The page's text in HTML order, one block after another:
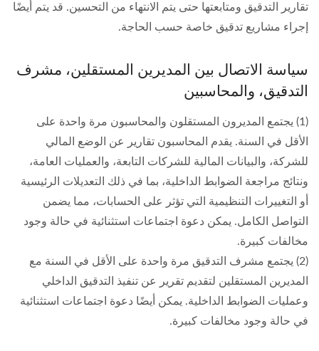
تقارير التدقيق ومتابعتها حتى يتم الانتهاء من التحسين. قد يتم أيضًا
إجراء مشاريع تدقيق خاصة حسب الحاجة.
سياسة الاتصال بين المديرين المستقلين، مشرف
التدقيق، والمحاسبين
(1) يجتمع المديرون المستقلون والمحاسبون مرة واحدة على
الأقل في السنة. يقدم المحاسبون تقارير عن الوضع المالي
للشركة، والبيانات المالية للشركات التابعة، والعمليات العامة،
ونتائج مراجعة الضوابط الداخلية، بما في ذلك التعديلات الرئيسية
أو التغييرات التنظيمية التي تؤثر على الحسابات، مما يضمن
التواصل الكامل. يمكن دعوة اجتماعات استثنائية في حالة وجود
مخالفات كبيرة.
(2) يجتمع مشرف التدقيق مرة واحدة على الأقل في السنة مع
المديرين المستقلين لتقديم تقرير عن تنفيذ التدقيق الداخلي
وعمليات الضوابط الداخلية. يمكن أيضًا دعوة اجتماعات استثنائية
في حالة وجود مخالفات كبيرة.